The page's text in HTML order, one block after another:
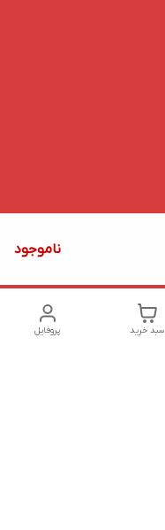
ناموجود
پروفایل سبد خرید